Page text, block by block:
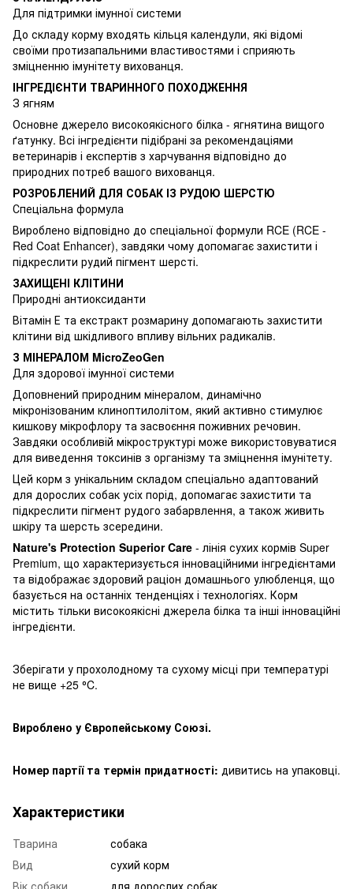
Для підтримки імунної системи
До складу корму входять кільця календули, які відомі
своїми протизапальними властивостями і сприяють
зміцненню імунітету вихованця.
ІНГРЕДІЄНТИ ТВАРИННОГО ПОХОДЖЕННЯ
З ягням
Основне джерело високоякісного білка - ягнятина вищого
ґатунку. Всі інгредієнти підібрані за рекомендаціями
ветеринарів і експертів з харчування відповідно до
природних потреб вашого вихованця.
РОЗРОБЛЕНИЙ ДЛЯ СОБАК ІЗ РУДОЮ ШЕРСТЮ
Спеціальна формула
Вироблено відповідно до спеціальної формули RCE (RCE -
Red Coat Enhancer), завдяки чому допомагає захистити і
підкреслити рудий пігмент шерсті.
ЗАХИЩЕНІ КЛІТИНИ
Природні антиоксиданти
Вітамін Е та екстракт розмарину допомагають захистити
клітини від шкідливого впливу вільних радикалів.
З МІНЕРАЛОМ MicroZeoGen
Для здорової імунної системи
Доповнений природним мінералом, динамічно
мікронізованим клиноптилолітом, який активно стимулює
кишкову мікрофлору та засвоєння поживних речовин.
Завдяки особливій мікроструктурі може використовуватися
для виведення токсинів з організму та зміцнення імунітету.
Цей корм з унікальним складом спеціально адаптований
для дорослих собак усіх порід, допомагає захистити та
підкреслити пігмент рудого забарвлення, а також живить
шкіру та шерсть зсередини.
Nature's Protection Superior Care - лінія сухих кормів Super
Premium, що характеризується інноваційними інгредієнтами
та відображає здоровий раціон домашнього улюбленця, що
базується на останніх тенденціях і технологіях. Корм
містить тільки високоякісні джерела білка та інші інноваційні
інгредієнти.
Зберігати у прохолодному та сухому місці при температурі
не вище +25 ⁰C.
Вироблено у Європейському Союзі.
Номер партії та термін придатності: дивитись на упаковці.
Характеристики
Тварина
собака
Вид
сухий корм
Вік собаки
для дорослих собак